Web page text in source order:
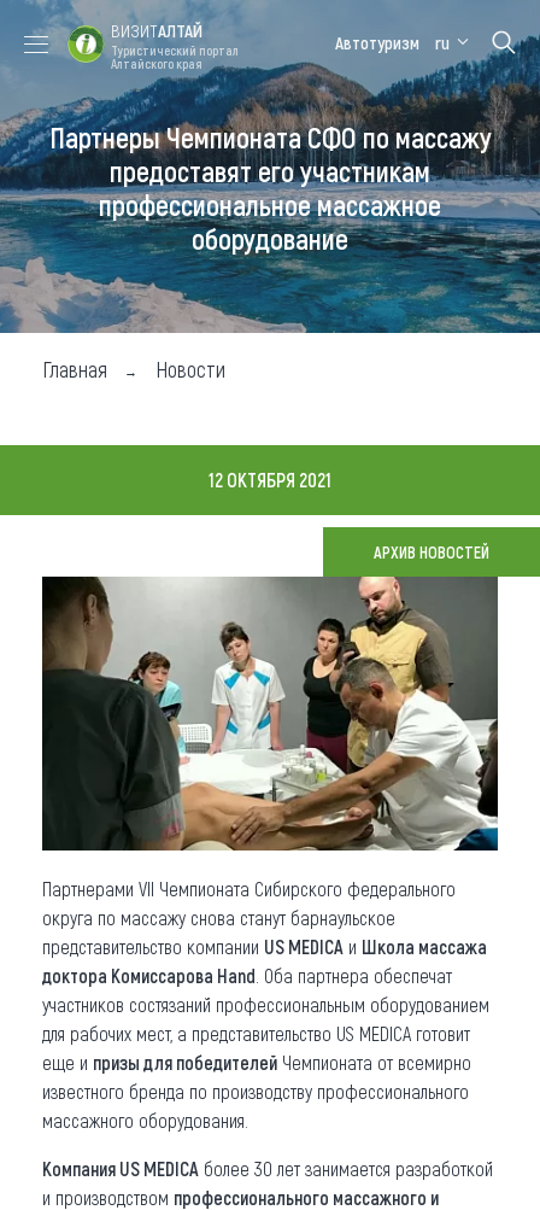
Форум VISIT
ALTAI
Цветение
маральника
Медицинский
форум
Алтайская
зимовка
Туры
Где побывать
Чем заняться
Где остановиться
Что привезти (сувениры)
О регионе
Коллекция впечатлений
Другие рубрики
ВИЗИТАЛТАЙ
Туристический портал
Алтайского края
Автотуризм ru
Партнеры Чемпионата СФО по массажу
предоставят его участникам
профессиональное массажное
оборудование
Главная Новости
12 ОКТЯБРЯ 2021
АРХИВ НОВОСТЕЙ
Партнерами VII Чемпионата Сибирского федерального
округа по массажу снова станут барнаульское
представительство компании US MEDICA и Школа массажа
доктора Комиссарова Hand . Оба партнера обеспечат
участников состязаний профессиональным оборудованием
для рабочих мест, а представительство US MEDICA готовит
еще и призы для победителей Чемпионата от всемирно
известного бренда по производству профессионального
массажного оборудования.
Компания US MEDICA более 30 лет занимается разработкой
и производством профессионального массажного и